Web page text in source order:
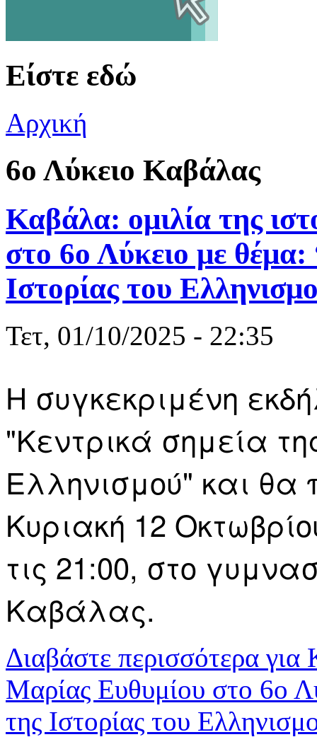
Είστε εδώ
Αρχική
6ο Λύκειο Καβάλας
Καβάλα: ομιλία της
στο 6ο Λύκειο με θέμα:
Ιστορίας του
Τετ, 01/10/2025 - 22:35
Η συγκεκριμένη
"Κεντρικά σημεία
Ελληνισμού" και θα
Κυριακή 12
τις 21:00, στο
Καβάλας.
Διαβάστε περισσότερα για
Μαρίας Ευθυμίου στο 6ο
της Ιστορίας του